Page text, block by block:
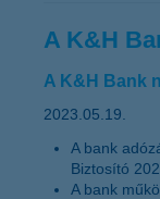
A K&H
A K&H Bank
2023.05.19.
A bank
Biztosító
A bank